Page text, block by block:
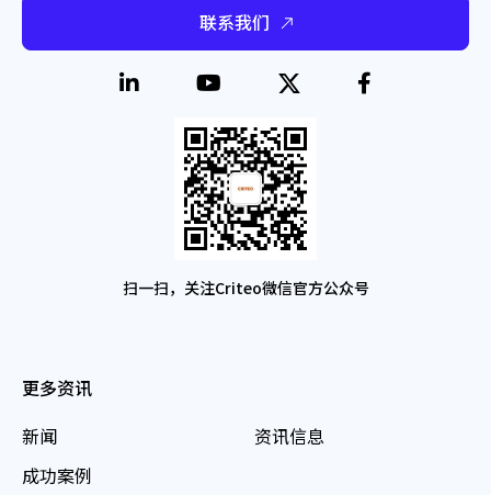
联系我们
扫一扫，关注Criteo微信官方公众号
更多资讯
新闻
成功案例
资讯信息